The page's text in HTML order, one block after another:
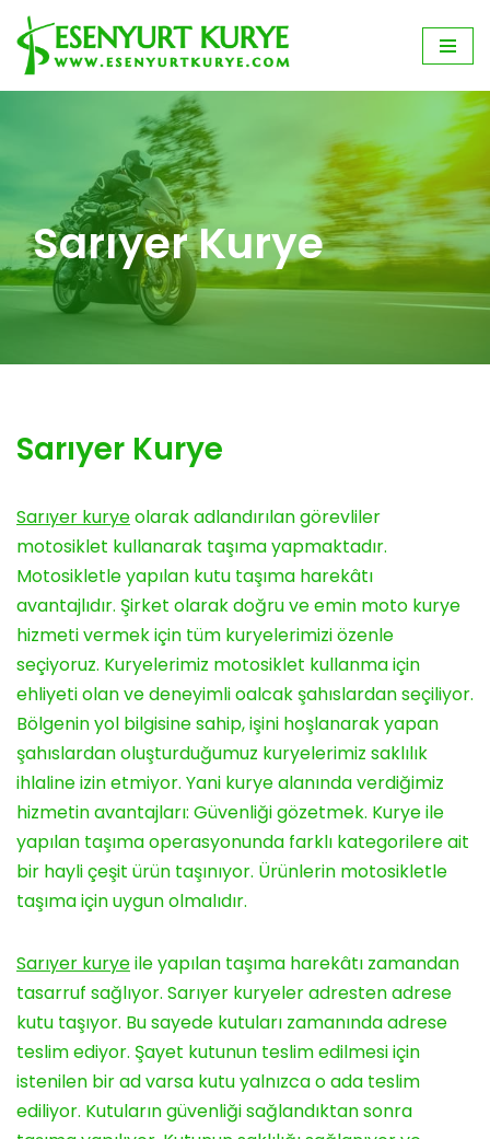
İçeriğe
geç
Sarıyer Kurye
Sarıyer Kurye
Sarıyer kuryeolarak adlandırılan görevliler
motosiklet kullanarak taşıma yapmaktadır.
Motosikletle yapılan kutu taşıma harekâtı
avantajlıdır. Şirket olarak doğru ve emin moto kurye
hizmeti vermek için tüm kuryelerimizi özenle
seçiyoruz. Kuryelerimiz motosiklet kullanma için
ehliyeti olan ve deneyimli oalcak şahıslardan seçiliyor.
Bölgenin yol bilgisine sahip, işini hoşlanarak yapan
şahıslardan oluşturduğumuz kuryelerimiz saklılık
ihlaline izin etmiyor. Yani kurye alanında verdiğimiz
hizmetin avantajları: Güvenliği gözetmek. Kurye ile
yapılan taşıma operasyonunda farklı kategorilere ait
bir hayli çeşit ürün taşınıyor. Ürünlerin motosikletle
taşıma için uygun olmalıdır.
Sarıyer kuryeile yapılan taşıma harekâtı zamandan
tasarruf sağlıyor. Sarıyer kuryeler adresten adrese
kutu taşıyor. Bu sayede kutuları zamanında adrese
teslim ediyor. Şayet kutunun teslim edilmesi için
istenilen bir ad varsa kutu yalnızca o ada teslim
ediliyor. Kutuların güvenliği sağlandıktan sonra